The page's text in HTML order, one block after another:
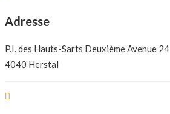
Adresse
P.I. des Hauts-Sarts Deuxième Avenue 24
4040 Herstal